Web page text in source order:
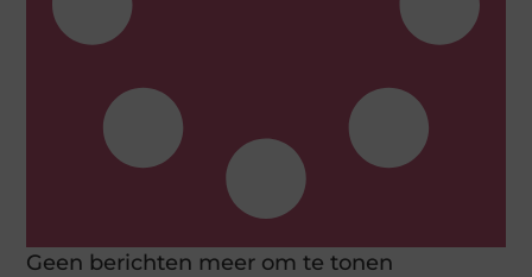
Geen berichten meer om te tonen